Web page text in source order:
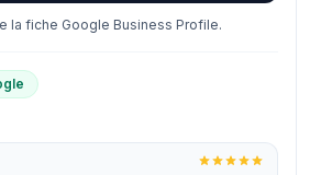
la fiche Google Business Profile.